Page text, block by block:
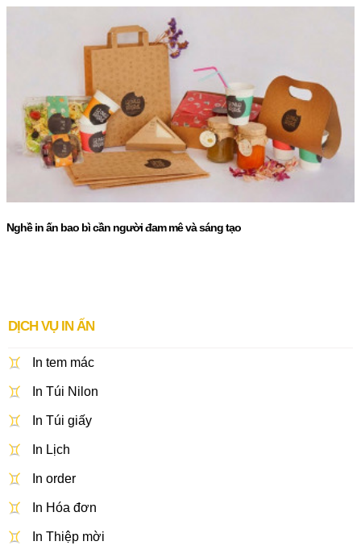
Nghề in ấn bao bì cần người đam mê và sáng tạo
DỊCH VỤ IN ẤN
In tem mác
In Túi Nilon
In Túi giấy
In Lịch
In order
In Hóa đơn
In Thiệp mời